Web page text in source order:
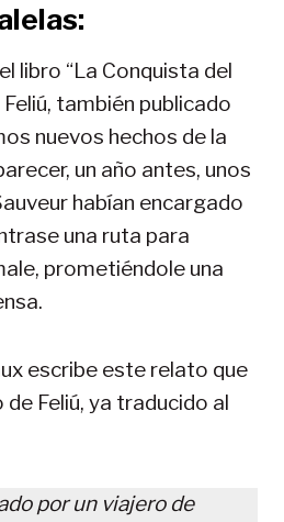
libro “La Conquista del
también publicado
nuevos hechos de la
un año antes, unos
habían encargado
una ruta para
prometiéndole una
escribe este relato que
Feliú, ya traducido al
por un viajero de